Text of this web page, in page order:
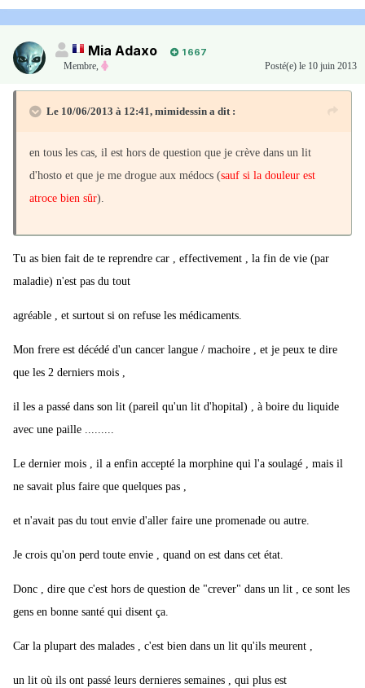
Mia Adaxo
1 667
Membre, Posté(e) le 10 juin 2013
Le 10/06/2013 à 12:41, mimidessin a dit :
en tous les cas, il est hors de question que je crève dans un lit
d'hosto et que je me drogue aux médocs (sauf si la douleur est
atroce bien sûr).
Tu as bien fait de te reprendre car , effectivement , la fin de vie (par
maladie) n'est pas du tout
agréable , et surtout si on refuse les médicaments.
Mon frere est décédé d'un cancer langue / machoire , et je peux te dire
que les 2 derniers mois ,
il les a passé dans son lit (pareil qu'un lit d'hopital) , à boire du liquide
avec une paille .........
Le dernier mois , il a enfin accepté la morphine qui l'a soulagé , mais il
ne savait plus faire que quelques pas ,
et n'avait pas du tout envie d'aller faire une promenade ou autre.
Je crois qu'on perd toute envie , quand on est dans cet état.
Donc , dire que c'est hors de question de "crever" dans un lit , ce sont les
gens en bonne santé qui disent ça.
Car la plupart des malades , c'est bien dans un lit qu'ils meurent ,
un lit où ils ont passé leurs dernieres semaines , qui plus est